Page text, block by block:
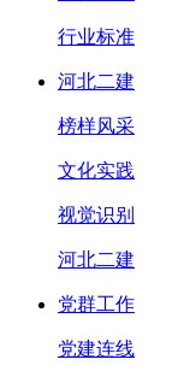
行业标准
河北二建
榜样风采
文化实践
视觉识别
河北二建
党群工作
党建连线